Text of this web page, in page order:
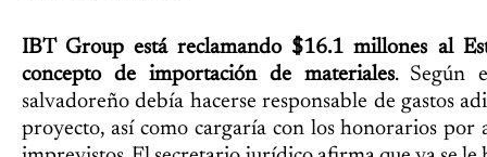
IBT Group está reclamando $16.1 millones al
concepto de importación de materiales. Según
salvadoreño debía hacerse responsable de gastos
proyecto, así como cargaría con los honorarios por